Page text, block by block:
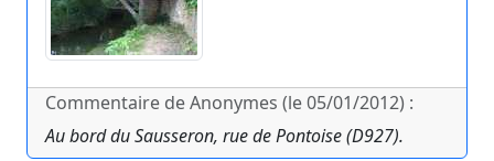
Commentaire de Anonymes (le 05/01/2012) :
Au bord du Sausseron, rue de Pontoise (D927).